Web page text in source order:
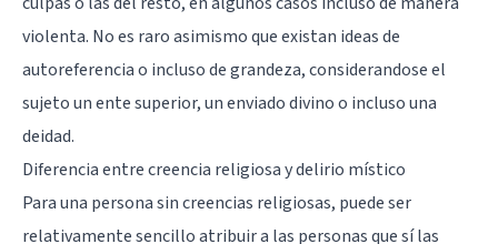
violenta. No es raro asimismo que existan ideas de
autoreferencia o incluso de grandeza, considerandose el
sujeto un ente superior, un enviado divino o incluso una
deidad.
Diferencia entre creencia religiosa y delirio místico
Para una persona sin creencias religiosas, puede ser
relativamente sencillo atribuir a las personas que sí las